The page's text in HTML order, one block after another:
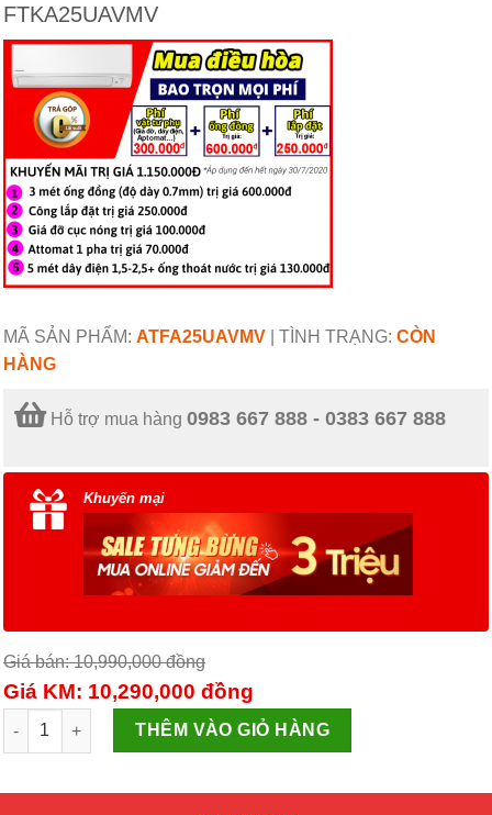
FTKA25UAVMV
MÃ SẢN PHẨM: ATFA25UAVMV TÌNH TRẠNG: CÒN
HÀNG
Hỗ trợ mua hàng 0983 667 888 - 0383 667 888
Khuyến mại
Giá bán: 10,990,000đồng
Giá KM: 10,290,000 đồng
Điều hòa Daikin Inverter 8500 BTU FTKA25UAVMV số lượng
THÊM VÀO GIỎ HÀNG